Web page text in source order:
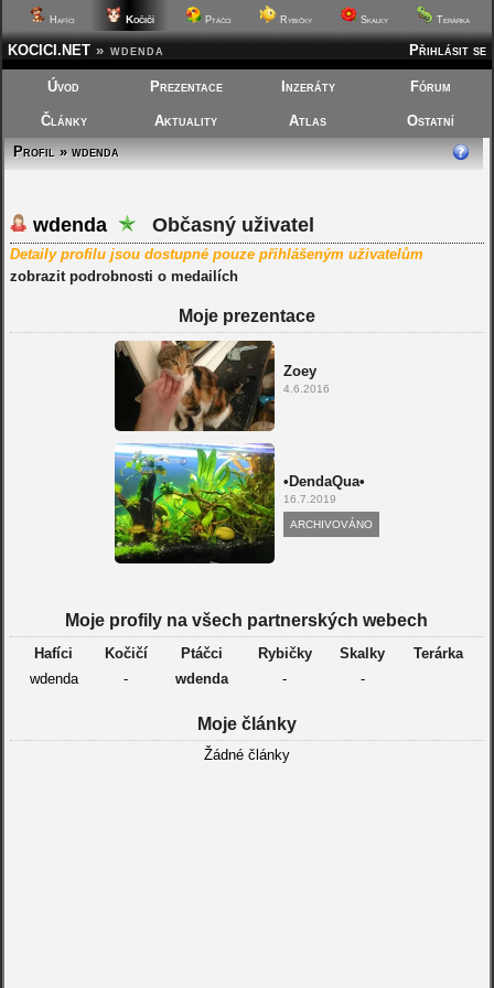
Hafíci Kočičí Ptáčci Rybičky Skalky Terárka
Přihlásit se
KOCICI.NET » wdenda
Úvod Prezentace Inzeráty Fórum
Články Aktuality Atlas
Ostatní
Profil » wdenda
wdenda Občasný uživatel
Detaily profilu jsou dostupné pouze přihlášeným uživatelům
zobrazit podrobnosti o medailích
Moje prezentace
Zoey
4.6.2016
•DendaQua•
16.7.2019
ARCHIVOVÁNO
Moje profily na všech partnerských webech
Hafíci Kočičí Ptáčci Rybičky Skalky
Terárka
wdenda
- wdenda - -
Moje články
Žádné články